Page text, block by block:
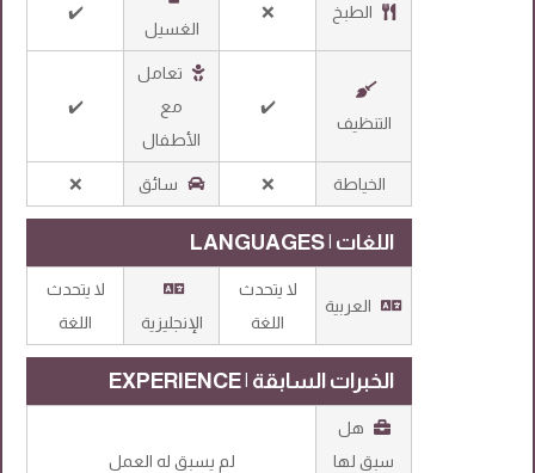
الطبخ
❌
الغسيل
✔️
التنظيف
✔️
تعامل
مع
الأطفال
✔️
الخياطة ❌ سائق ❌
اللغات | LANGUAGES
العربية
لا يتحدث
اللغة
الإنجليزية
لا يتحدث
اللغة
الخبرات السابقة | EXPERIENCE
هل
سبق لها
لم يسبق له العمل